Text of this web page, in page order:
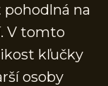
na
V tomto
kľučky
osoby